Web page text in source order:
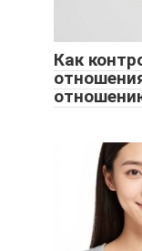
Как